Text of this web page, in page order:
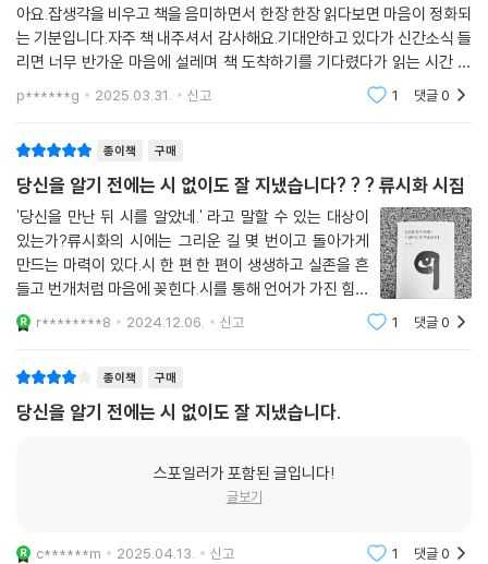
아요.잡생각을 비우고 책을 음미하면서 한장 한장 읽다보면 마음이 정화되
는 기분입니다.자주 책 내주셔서 감사해요.기대안하고 있다가 신간소식 들
리면 너무 반가운 마음에 설레며 책 도착하기를 기다렸다가 읽는 시간 너
p******g 2025.03.31. 신고 1 댓글0
종이책 구매
당신을 알기 전에는 시 없이도 잘 지냈습니다? ? ? 류시화 시집
'당신을 만난 뒤 시를 알았네.' 라고 말할 수 있는 대상이
있는가?류시화의 시에는 그리운 길 몇 번이고 돌아가게
만드는 마력이 있다.시 한 편 한 편이 생생하고 실존을 흔
들고 번개처럼 마음에 꽂힌다.시를 통해 언어가 가진 힘을
실감하는 드문 경험이다.첫 문장은 시인이 쓰지만 그 뒤의
문장은읽는 이들이 마음으로 써 내려가듯이,시는 쓰는 이
r********8 2024.12.06. 신고 1 댓글0
종이책 구매
당신을 알기 전에는 시 없이도 잘 지냈습니다.
스포일러가 포함된 글입니다!
글보기
c******m 2025.04.13. 신고 1 댓글0